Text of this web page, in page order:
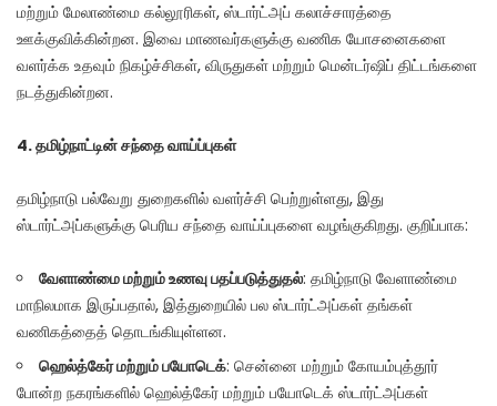
மற்றும் மேலாண்மை கல்லூரிகள், ஸ்டார்ட்அப் கலாச்சாரத்தை
ஊக்குவிக்கின்றன. இவை மாணவர்களுக்கு வணிக யோசனைகளை
வளர்க்க உதவும் நிகழ்ச்சிகள், விருதுகள் மற்றும் மென்டர்ஷிப் திட்டங்களை
நடத்துகின்றன.
4.தமிழ்நாட்டின்சந்தைவாய்ப்புகள்
தமிழ்நாடு பல்வேறு துறைகளில் வளர்ச்சி பெற்றுள்ளது, இது
ஸ்டார்ட்அப்களுக்கு பெரிய சந்தை வாய்ப்புகளை வழங்குகிறது. குறிப்பாக:
வேளாண்மைமற்றும்உணவுபதப்படுத்துதல்: தமிழ்நாடு வேளாண்மை
மாநிலமாக இருப்பதால், இத்துறையில் பல ஸ்டார்ட்அப்கள் தங்கள்
வணிகத்தைத் தொடங்கியுள்ளன.
ஹெல்த்கேர்மற்றும்பயோடெக்: சென்னை மற்றும் கோயம்புத்தூர்
போன்ற நகரங்களில் ஹெல்த்கேர் மற்றும் பயோடெக் ஸ்டார்ட்அப்கள்